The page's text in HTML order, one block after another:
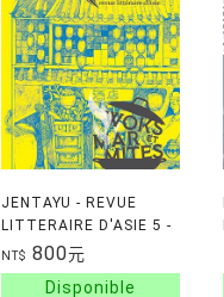
JENTAYU - REVUE
LITTERAIRE D'ASIE 5 -
WOKS ET MARMITES
NT$ 800元